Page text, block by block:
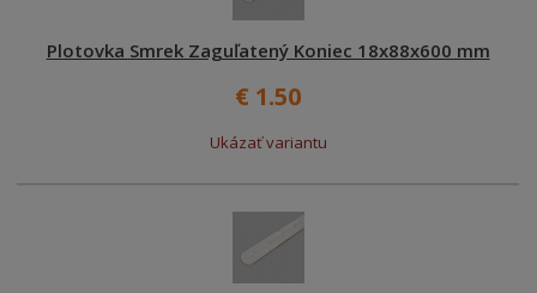
Plotovka Smrek Zaguľatený Koniec 18x88x600 mm
€ 1.50
Ukázať variantu